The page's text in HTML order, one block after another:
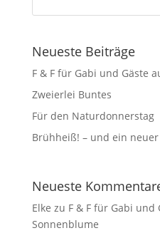
Neueste Beiträge
F & F für Gabi und Gäste
Zweierlei Buntes
Für den Naturdonnerstag
Brühheiß! – und ein
Neueste
Elke zu F & F für Gabi und
Sonnenblume